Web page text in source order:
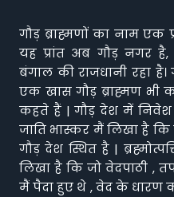
गौड़ ब्राह्मणों का नाम एक
यह प्रांत अब गौड़ नगर
बंगाल की राजधानी रहा
एक खास गौड़ ब्राह्मण भी
कहते हैं | गौड़ देश में
जाति भास्कर मैं लिखा है
गौड़ देश स्थित है |
लिखा है कि जो वेदपाठी ,
मैं पैदा हुए थे , वेद के धारण